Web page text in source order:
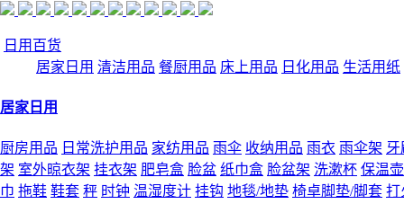
日用百货
居家日用 清洁用品 餐厨用品 床上用品 日化用品 生活用纸
居家日用
厨房用品 日常洗护用品 家纺用品 雨伞 收纳用品 雨衣 雨伞架 牙
架 室外晾衣架 挂衣架 肥皂盒 脸盆 纸巾盒 脸盆架 洗漱杯 保温
巾 拖鞋 鞋套 秤 时钟 温湿度计 挂钩 地毯/地垫 椅卓脚垫/脚套 打